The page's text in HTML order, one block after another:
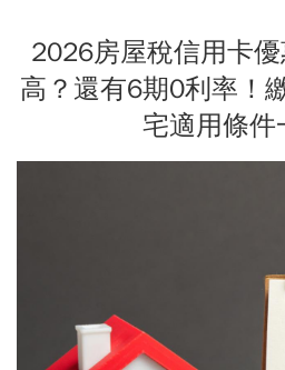
2026房屋稅信用卡
高？還有6期0利率！
宅適用條件